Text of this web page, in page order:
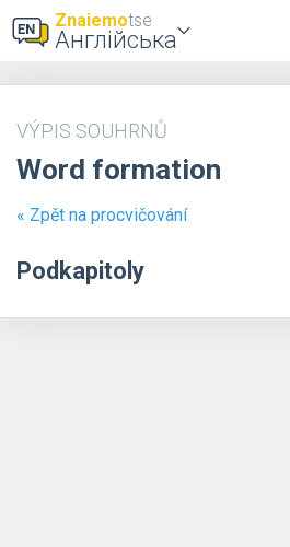
Znaiemotse
Англійська
VÝPIS SOUHRNŮ
Word formation
« Zpět na procvičování
Podkapitoly